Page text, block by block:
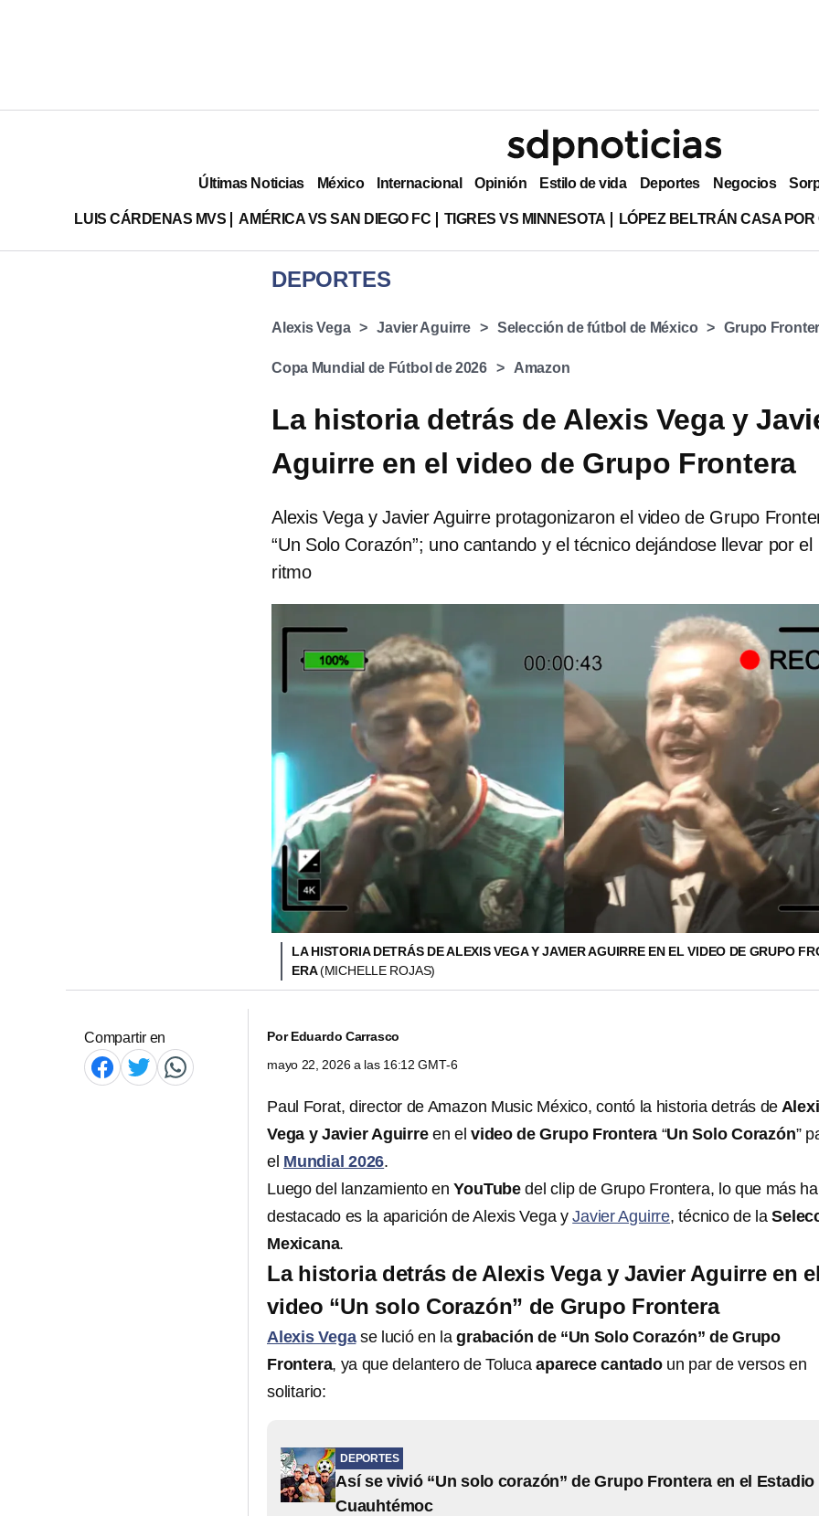
Últimas Noticias México Internacional Opinión Estilo de vida Deportes Negocios
LUIS CÁRDENAS MVS AMÉRICA VS SAN DIEGO FC TIGRES VS MINNESOTA LÓPEZ BELTRÁN CASA
DEPORTES
Alexis Vega Javier Aguirre Selección de fútbol de México Grupo
Copa Mundial de Fútbol de 2026 Amazon
La historia detrás de Alexis Vega y
Aguirre en el video de Grupo Frontera
Alexis Vega y Javier Aguirre protagonizaron el video de Grupo
“Un Solo Corazón”; uno cantando y el técnico dejándose llevar por el
ritmo
LA HISTORIA DETRÁS DE ALEXIS VEGA Y JAVIER AGUIRRE EN EL VIDEO DE GRUPO
ERA(MICHELLE ROJAS)
Compartir en PorEduardo Carrasco
mayo 22, 2026 a las 16:12 GMT-6
Paul Forat, director de Amazon Music México, contó la historia detrás de
Vega y Javier Aguirreen elvideo de Grupo Frontera “Un Solo Corazón”
el Mundial 2026.
Luego del lanzamiento enYouTube del clip de Grupo Frontera, lo que más ha
destacado es la aparición de Alexis Vega yJavier Aguirre, técnico de la
Mexicana.
La historia detrás de Alexis Vega y Javier Aguirre en
video “Un solo Corazón” de Grupo Frontera
Alexis Vega se lució en lagrabación de “Un Solo Corazón” de Grupo
Frontera, ya que delantero de Tolucaaparece cantadoun par de versos en
solitario:
DEPORTES
Así se vivió “Un solo corazón” de Grupo Frontera en el Estadio
Cuauhtémoc